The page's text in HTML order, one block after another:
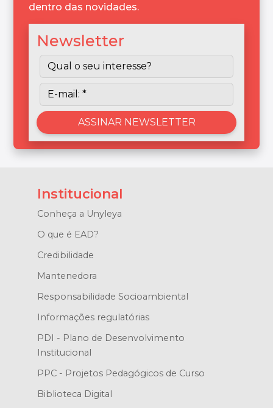
dentro das novidades.
Newsletter
Institucional
Conheça a Unyleya
O que é EAD?
Credibilidade
Mantenedora
Responsabilidade Socioambiental
Informações regulatórias
PDI - Plano de Desenvolvimento
Institucional
PPC - Projetos Pedagógicos de Curso
Biblioteca Digital